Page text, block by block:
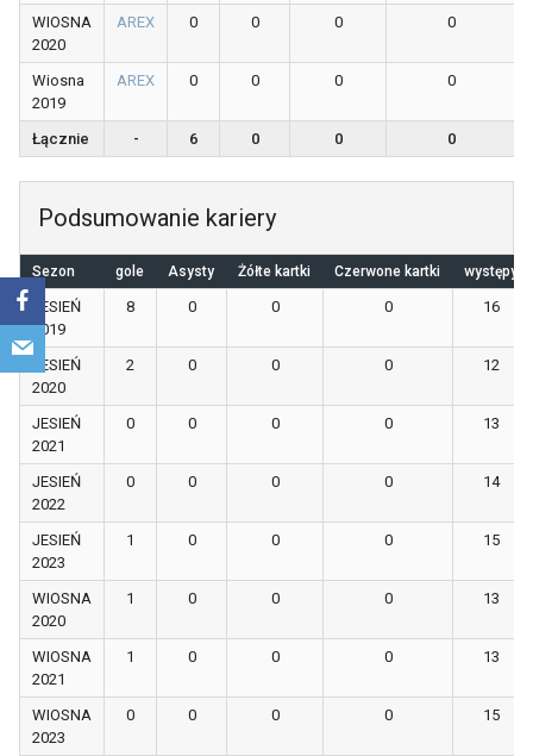
WIOSNA
2020
AREX 0 0 0 0
Wiosna
2019
AREX 0 0 0 0
Łącznie - 6 0 0 0
Podsumowanie kariery
Sezon gole Asysty Żółte kartki Czerwone kartki występy
JESIEŃ
2019
8 0 0 0 16
JESIEŃ
2020
2 0 0 0 12
JESIEŃ
2021
0 0 0 0 13
JESIEŃ
2022
0 0 0 0 14
JESIEŃ
2023
1 0 0 0 15
WIOSNA
2020
1 0 0 0 13
WIOSNA
2021
1 0 0 0 13
WIOSNA
2023
0 0 0 0 15